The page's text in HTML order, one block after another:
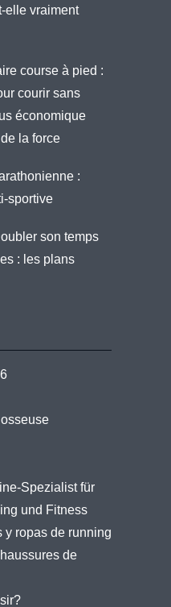
elle vraiment
course à pied :
courir sans
économique
la force
:
sportive
son temps
: les plans
Spezialist für
und Fitness
y ropas de running
de